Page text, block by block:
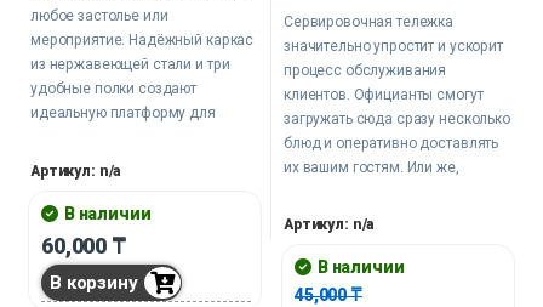
любое застолье или
мероприятие. Надёжный каркас
из нержавеющей стали и три
удобные полки создают
идеальную платформу для
помогают сразу убирать
Артикул: n/a
В наличии
60,000 ₸
В корзину
Сервировочная тележка
значительно упростит и ускорит
процесс обслуживания
клиентов. Официанты смогут
загружать сюда сразу несколько
блюд и оперативно доставлять
их вашим гостям. Или же,
посуду, освобождая столик для
ресторана, кафе, столовой, бара.
Артикул: n/a
В наличии
45,000₸